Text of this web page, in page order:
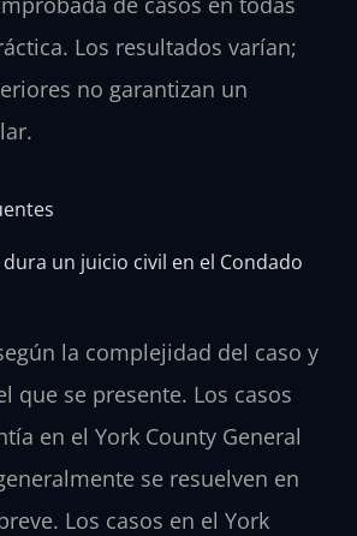
Los resultados varían;
no garantizan un
un juicio civil en el Condado
la complejidad del caso y
que se presente. Los casos
en el York County General
se resuelven en
Los casos en el York